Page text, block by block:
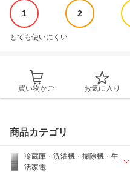
1 2
とても使いにくい
買い物かご お気に入り
商品カテゴリ
冷蔵庫・洗濯機・掃除機・生
活家電